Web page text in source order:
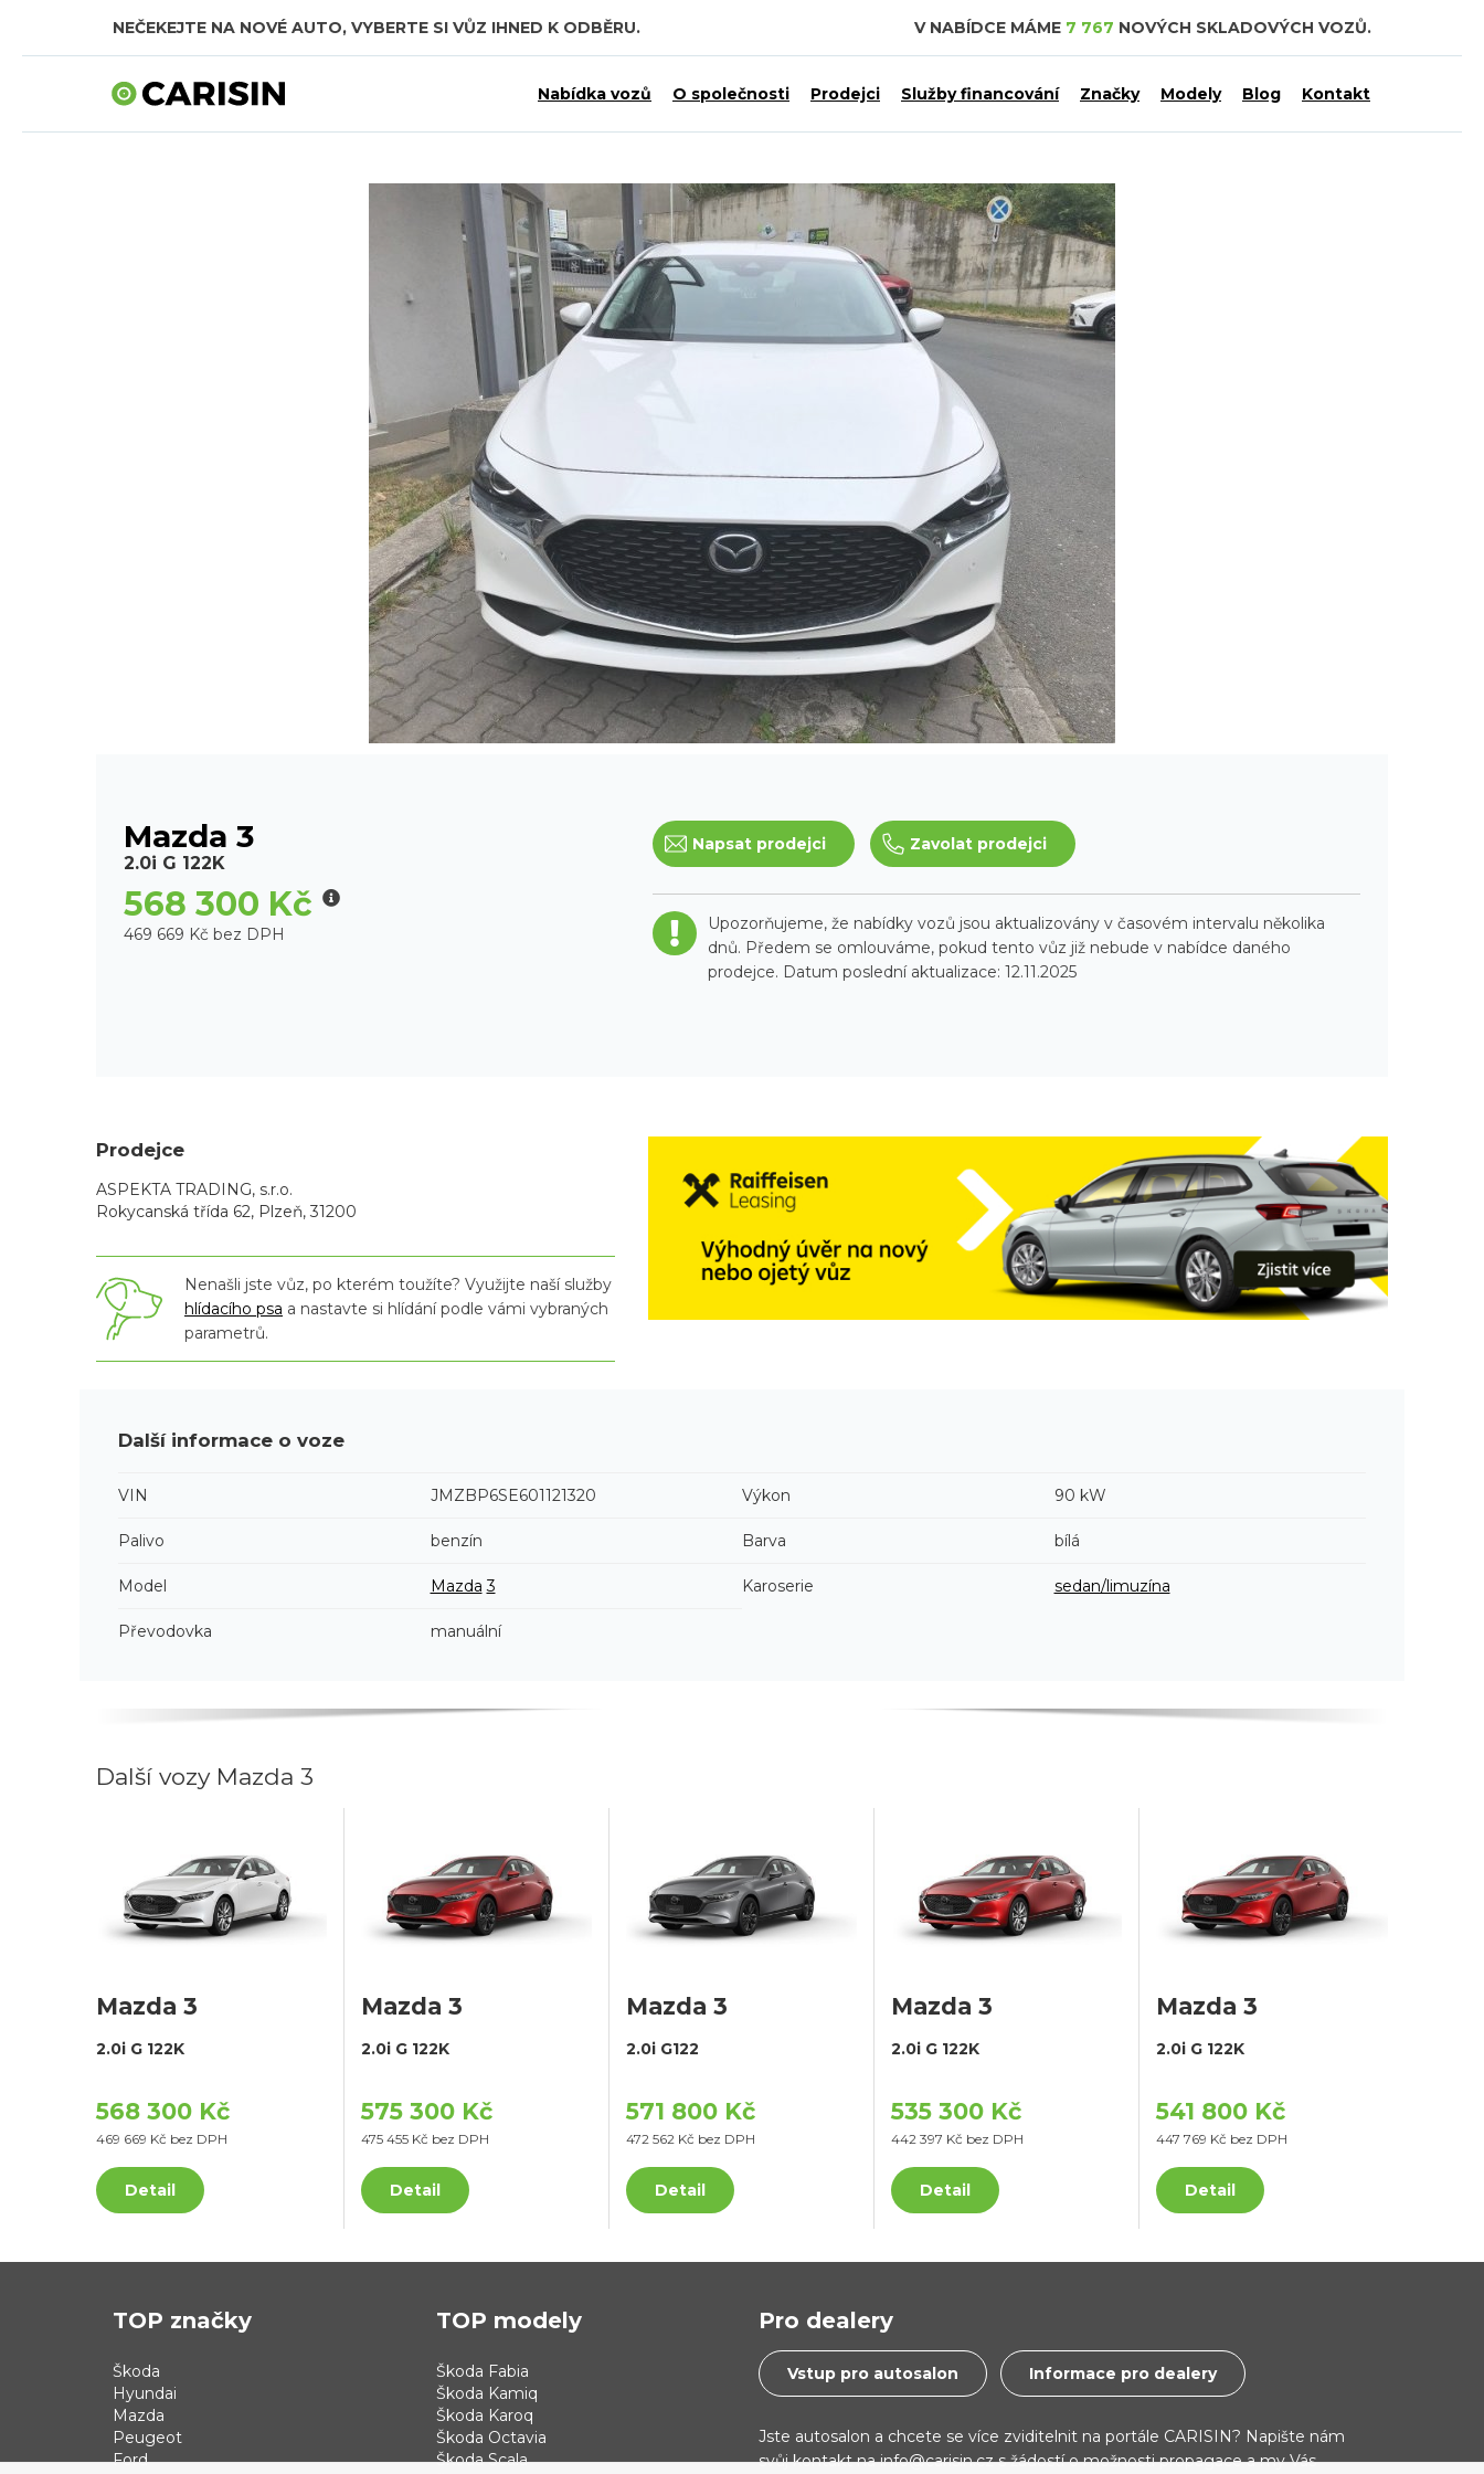
NEČEKEJTE NA NOVÉ AUTO, VYBERTE SI VŮZ IHNED K ODBĚRU. V NABÍDCE MÁME 7 767 NOVÝCH SKLADOVÝCH VOZŮ.
Nabídka vozů O společnosti Prodejci Služby financování Značky Modely Blog Kontakt
Mazda 3
2.0i G 122K
568 300 Kč
469 669 Kč bez DPH
Napsat prodejci Zavolat prodejci
Upozorňujeme, že nabídky vozů jsou aktualizovány v časovém intervalu několika
dnů. Předem se omlouváme, pokud tento vůz již nebude v nabídce daného
prodejce. Datum poslední aktualizace: 12.11.2025
Prodejce
ASPEKTA TRADING, s.r.o.
Rokycanská třída 62, Plzeň, 31200
Nenašli jste vůz, po kterém toužíte? Využijte naší služby
hlídacího psa a nastavte si hlídání podle vámi vybraných
parametrů.
Další informace o voze
VIN JMZBP6SE601121320 Výkon 90 kW
Palivo benzín Barva bílá
Model Mazda 3 Karoserie sedan/limuzína
Převodovka manuální
Další vozy Mazda 3
Mazda 3
2.0i G 122K
568 300 Kč
469 669 Kč bez DPH
Detail
Mazda 3
2.0i G 122K
575 300 Kč
475 455 Kč bez DPH
Detail
Mazda 3
2.0i G122
571 800 Kč
472 562 Kč bez DPH
Detail
Mazda 3
2.0i G 122K
535 300 Kč
442 397 Kč bez DPH
Detail
Mazda 3
2.0i G 122K
541 800 Kč
447 769 Kč bez DPH
Detail
TOP značky
Škoda
Hyundai
Mazda
Peugeot
Ford
TOP modely
Škoda Fabia
Škoda Kamiq
Škoda Karoq
Škoda Octavia
Škoda Scala
Pro dealery
Vstup pro autosalon Informace pro dealery
Jste autosalon a chcete se více zviditelnit na portále CARISIN? Napište nám
svůj kontakt na info@carisin.cz s žádostí o možnosti propagace a my Vás